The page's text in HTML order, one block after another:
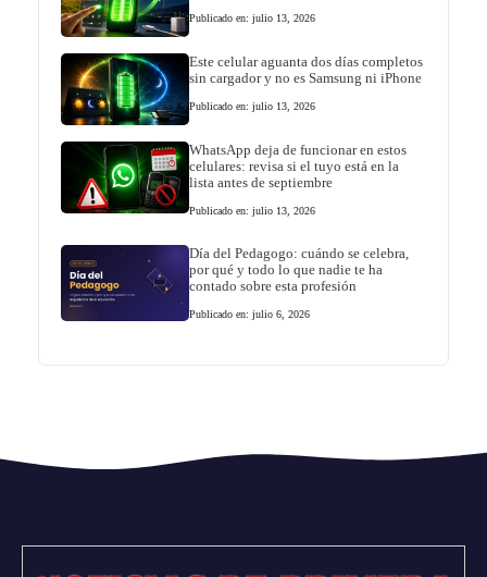
Publicado en: julio 13, 2026
Este celular aguanta dos días completos
sin cargador y no es Samsung ni iPhone
Publicado en: julio 13, 2026
WhatsApp deja de funcionar en estos
celulares: revisa si el tuyo está en la
lista antes de septiembre
Publicado en: julio 13, 2026
Día del Pedagogo: cuándo se celebra,
por qué y todo lo que nadie te ha
contado sobre esta profesión
Publicado en: julio 6, 2026